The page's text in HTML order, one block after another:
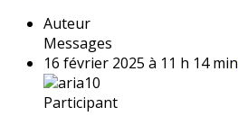
Auteur
Messages
16 février 2025 à 11 h 14 min
aria10
Participant